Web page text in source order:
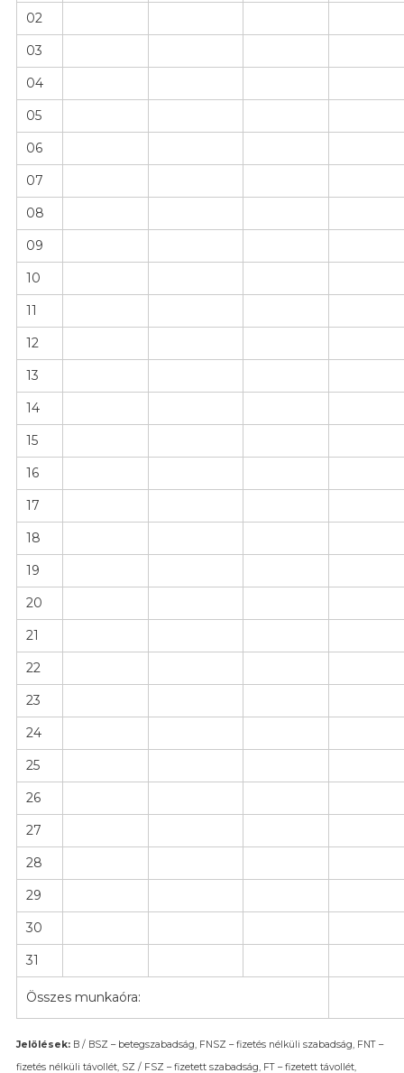
02
03
04
05
06
07
08
09
10
11
12
13
14
15
16
17
18
19
20
21
22
23
24
25
26
27
28
29
30
31
Összes munkaóra:
Jelölések:B / BSZ – betegszabadság, FNSZ – fizetés nélküli szabadság, FNT –
fizetés nélküli távollét, SZ / FSZ – fizetett szabadság, FT – fizetett távollét,